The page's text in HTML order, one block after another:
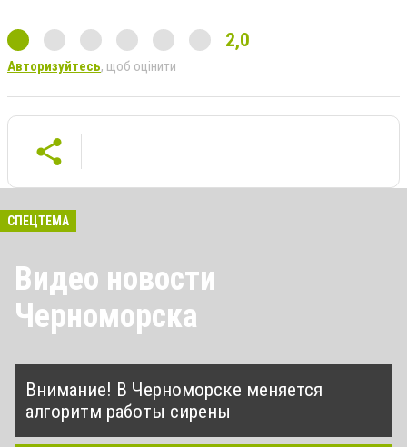
2,0
Авторизуйтесь, щоб оцінити
СПЕЦТЕМА
Видео новости
Черноморска
Внимание! В Черноморске меняется
алгоритм работы сирены